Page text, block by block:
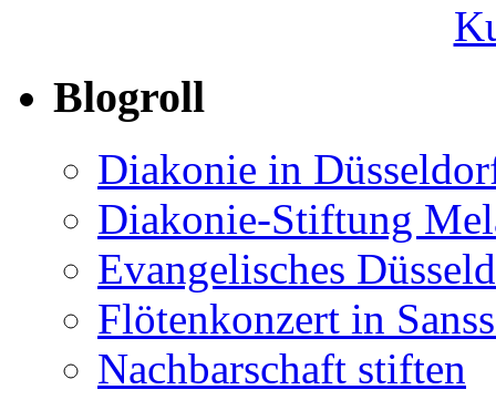
Blogroll
Diakonie in
Diakonie-Stiftung
Evangelisches
Flötenkonzert in
Nachbarschaft stiften